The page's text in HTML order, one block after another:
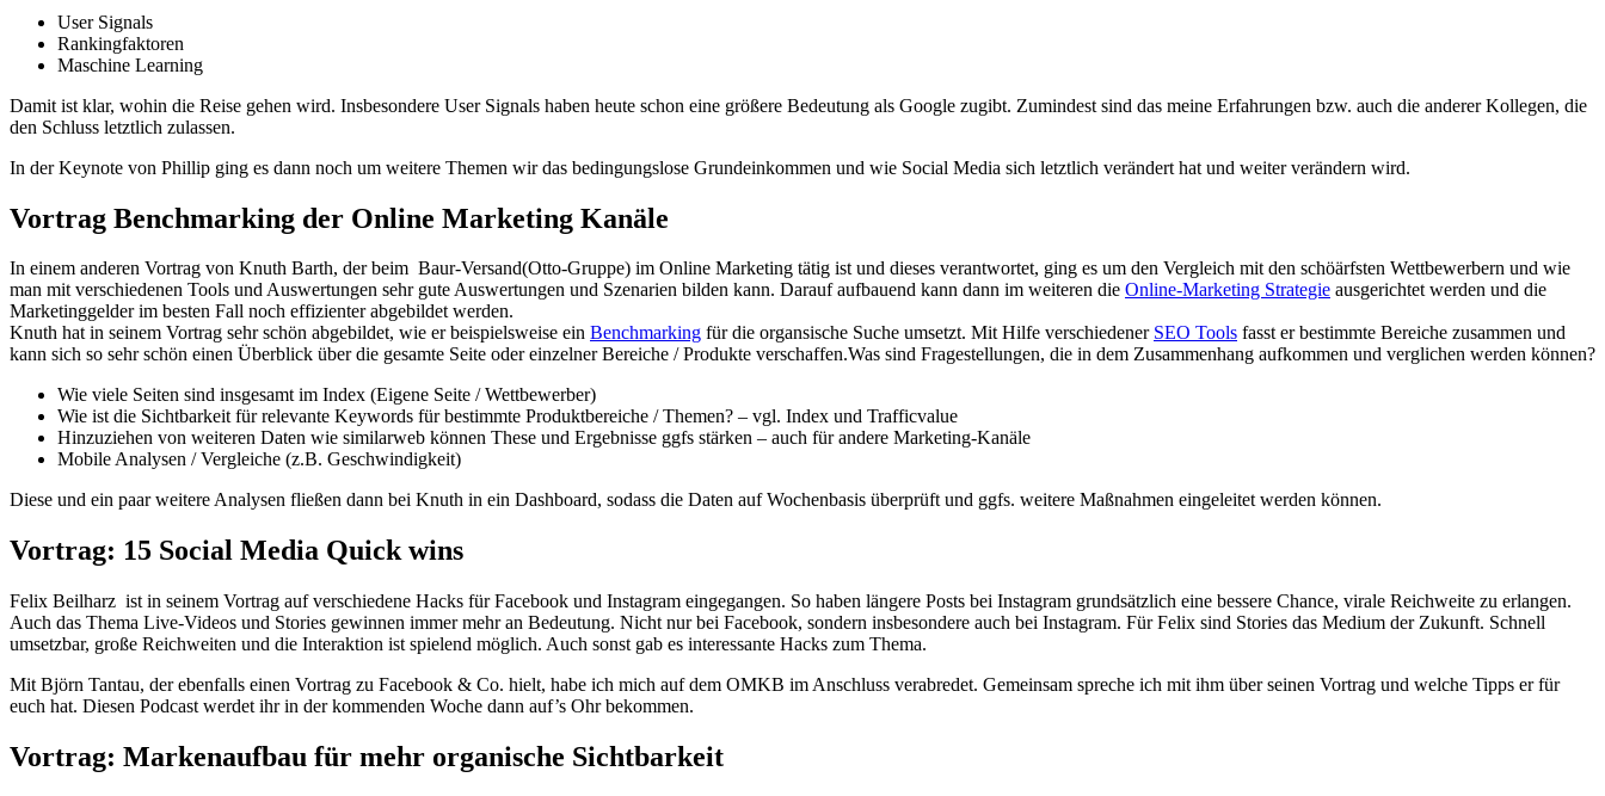
User Signals
Rankingfaktoren
Maschine Learning
Damit ist klar, wohin die Reise gehen wird. Insbesondere User Signals haben heute schon eine größere Bedeutung als Google zugibt. Zumindest sind das meine Erfahrungen bzw. auch die anderer Kollegen, die
den Schluss letztlich zulassen.
In der Keynote von Phillip ging es dann noch um weitere Themen wir das bedingungslose Grundeinkommen und wie Social Media sich letztlich verändert hat und weiter verändern wird.
Vortrag Benchmarking der Online Marketing Kanäle
In einem anderen Vortrag von Knuth Barth, der beim Baur-Versand(Otto-Gruppe) im Online Marketing tätig ist und dieses verantwortet, ging es um den Vergleich mit den schöärfsten Wettbewerbern und wie
man mit verschiedenen Tools und Auswertungen sehr gute Auswertungen und Szenarien bilden kann. Darauf aufbauend kann dann im weiteren die Online-Marketing Strategie ausgerichtet werden und die
Marketinggelder im besten Fall noch effizienter abgebildet werden.
Knuth hat in seinem Vortrag sehr schön abgebildet, wie er beispielsweise ein Benchmarking für die organsische Suche umsetzt. Mit Hilfe verschiedener SEO Tools fasst er bestimmte Bereiche zusammen und
kann sich so sehr schön einen Überblick über die gesamte Seite oder einzelner Bereiche / Produkte verschaffen.Was sind Fragestellungen, die in dem Zusammenhang aufkommen und verglichen werden können?
Wie viele Seiten sind insgesamt im Index (Eigene Seite / Wettbewerber)
Wie ist die Sichtbarkeit für relevante Keywords für bestimmte Produktbereiche / Themen? – vgl. Index und Trafficvalue
Hinzuziehen von weiteren Daten wie similarweb können These und Ergebnisse ggfs stärken – auch für andere Marketing-Kanäle
Mobile Analysen / Vergleiche (z.B. Geschwindigkeit)
Diese und ein paar weitere Analysen fließen dann bei Knuth in ein Dashboard, sodass die Daten auf Wochenbasis überprüft und ggfs. weitere Maßnahmen eingeleitet werden können.
Vortrag: 15 Social Media Quick wins
Felix Beilharz ist in seinem Vortrag auf verschiedene Hacks für Facebook und Instagram eingegangen. So haben längere Posts bei Instagram grundsätzlich eine bessere Chance, virale Reichweite zu erlangen.
Auch das Thema Live-Videos und Stories gewinnen immer mehr an Bedeutung. Nicht nur bei Facebook, sondern insbesondere auch bei Instagram. Für Felix sind Stories das Medium der Zukunft. Schnell
umsetzbar, große Reichweiten und die Interaktion ist spielend möglich. Auch sonst gab es interessante Hacks zum Thema.
Mit Björn Tantau, der ebenfalls einen Vortrag zu Facebook & Co. hielt, habe ich mich auf dem OMKB im Anschluss verabredet. Gemeinsam spreche ich mit ihm über seinen Vortrag und welche Tipps er für
euch hat. Diesen Podcast werdet ihr in der kommenden Woche dann auf’s Ohr bekommen.
Vortrag: Markenaufbau für mehr organische Sichtbarkeit